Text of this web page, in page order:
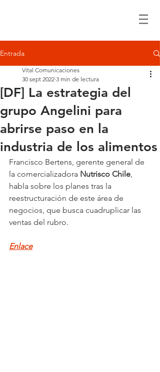
Entrada
[DF] La estrategia del
grupo Angelini para
abrirse paso en la
industria de los alimentos
Vital Comunicaciones
30 sept 2022 3 min de lectura
Francisco Bertens, gerente general de
la comercializadora Nutrisco Chile,
habla sobre los planes tras la
reestructuración de este área de
negocios, que busca cuadruplicar las
ventas del rubro.
Enlace